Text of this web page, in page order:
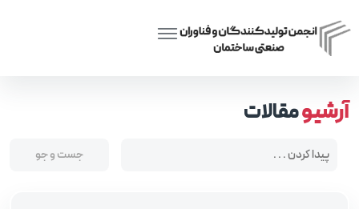
آرشیومقالات